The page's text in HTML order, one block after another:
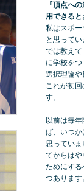
『頂点へ
用できる
私はスポ
と思って
では教えて
に学校を
選択理論
これが初
す。
以前は毎
ば、いつ
思ってい
てからは
ためにす
つあります